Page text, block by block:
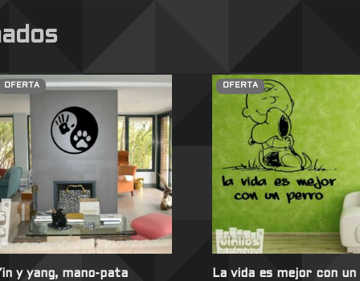
OFERTA
y yang, mano-pata
OFERTA
La vida es mejor con un